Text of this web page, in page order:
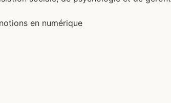
en numérique